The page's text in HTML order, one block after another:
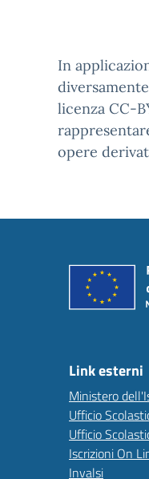
In
licenza CC-
opere
Link esterni
Ministero
Ufficio
Ufficio
Iscrizioni On
Invalsi